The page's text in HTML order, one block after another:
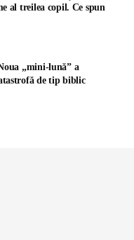
al treilea copil. Ce spun
„mini-lună” a
de tip biblic